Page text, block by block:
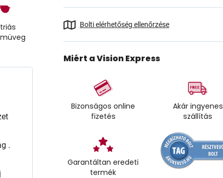
.
Bolti elérhetőség ellenőrzése
Miért a Vision Express
Bizonságos online
fizetés
Akár ingyenes
szállítás
Garantáltan eredeti
termék